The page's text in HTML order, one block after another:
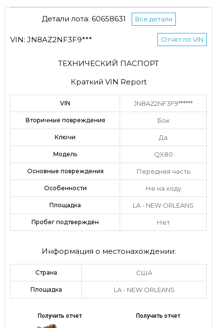
Детали лота: 60658631 Все детали
VIN: JN8AZ2NF3F9*** Отчет по VIN
ТЕХНИЧЕСКИЙ ПАСПОРТ
Краткий VIN Report
VIN JN8AZ2NF3F9******
Вторичные повреждения Бок
Ключи Да
Модель QX80
Основные повреждения Передняя часть
Особенности Не на ходу
Площадка LA - NEW ORLEANS
Пробег подтверждён Нет
Информация о местонахождении:
Страна США
Площадка LA - NEW ORLEANS
Получить отчет Получить отчет